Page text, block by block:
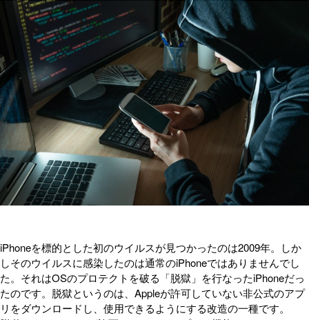
iPhoneを標的とした初のウイルスが見つかったのは2009年。しか
しそのウイルスに感染したのは通常のiPhoneではありませんでし
た。それはOSのプロテクトを破る「脱獄」を行なったiPhoneだっ
たのです。脱獄というのは、Appleが許可していない非公式のアプ
リをダウンロードし、使用できるようにする改造の一種です。